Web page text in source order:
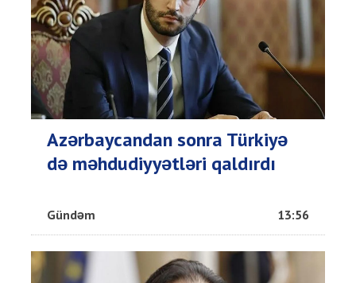
Azərbaycandan sonra Türkiyə
də məhdudiyyətləri qaldırdı
Gündəm 13:56